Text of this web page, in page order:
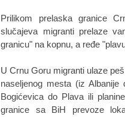
Prilikom prelaska granice
slučajeva migranti prelaze
granicu" na kopnu, a ređe
U Crnu Goru migranti ulaze
naseljenog mesta (iz
Bogićevica do Plava ili
granice sa BiH prevoze